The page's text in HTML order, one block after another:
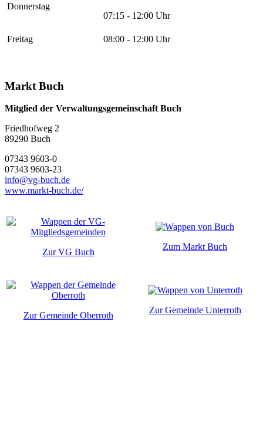
Donnerstag
07:15 - 12:00 Uhr
Freitag 08:00 - 12:00 Uhr
Markt Buch
Mitglied der Verwaltungsgemeinschaft Buch
Friedhofweg 2
89290 Buch
07343 9603-0
07343 9603-23
info@vg-buch.de
www.markt-buch.de/
Zur VG Buch
Zum Markt Buch
Zur Gemeinde Oberroth
Zur Gemeinde Unterroth